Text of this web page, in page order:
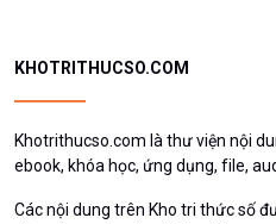
KHOTRITHUCSO.COM
Khotrithucso.com là thư viện nội
ebook, khóa học, ứng dụng, file,
Các nội dung trên Kho tri thức số